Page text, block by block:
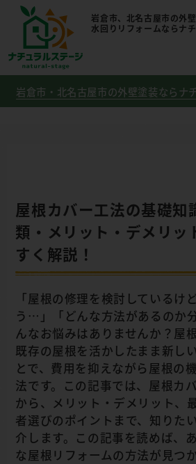
岩倉市、北名古屋市の外壁
水回りリフォームならナ
岩倉市・北名古屋市の外壁塗装ならナ
屋根カバー工法の基礎知
類・メリット・デメリッ
すく解説！
「屋根の修理を検討しているけ
う…」「どんな方法があるのか
んなお悩みはありませんか？屋
既存の屋根を活かしたまま新し
とで、費用を抑えながら屋根の
法です。この記事では、屋根カ
から、メリット・デメリット、
者選びのポイントまで、知りた
介します。この記事を読めば、
な屋根リフォームの方法が見つ